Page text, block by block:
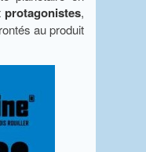
protagonistes,
au produit